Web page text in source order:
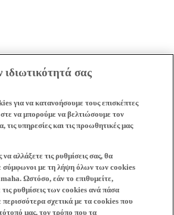
σας
για να κατανοήσουμε τους επισκέπτες
να μπορούμε να βελτιώσουμε τον
τις υπηρεσίες και τις προωθητικές μας
αλλάξετε τις ρυθμίσεις σας, θα
σύμφωνοι με τη λήψη όλων των cookies
Ωστόσο, εάν το επιθυμείτε,
τις ρυθμίσεις των cookies ανά πάσα
περισσότερα σχετικά με τα cookies που
μας, τον τρόπο που τα